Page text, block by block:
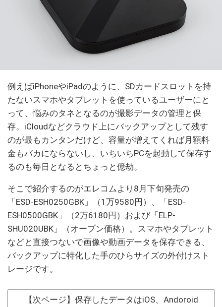
例えばiPhoneやiPadのように、SDカードスロットを持
たないスマホやタブレットを使っているユーザーにと
って、悩みのタネとなるのが撮影データの管理と保
存。iCloudなどクラウド上にバックアップとして残す
のが最もカンタンだけど、容量が増えてくれば月額料
金もバカにならないし、いちいちPCを起動して保存す
るのも毎日となるとちょっと億劫。
そこで紹介するのがエレコムより8月下旬発売の
「ESD-ESH0250GBK」（1万9580円）、「ESD-
ESH0500GBK」（2万6180円）および「ELP-
SHU020UBK」（オープン価格）。スマホやタブレット
などと直接つないで画像や動画データを保存できる、
バックアップに特化した手のひらサイズの外付けスト
レージです。
【次ページ】保存したデータはiOS、Andoroid